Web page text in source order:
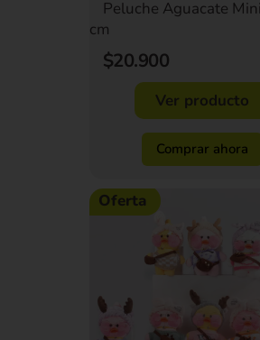
Peluche Aguacate
cm
$20.900
Ver producto
Comprar ahora
Oferta